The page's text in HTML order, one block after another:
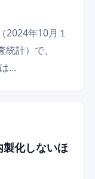
2024年10月１
計）で、
…
化しないほ